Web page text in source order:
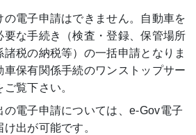
の電子申請はできません。自動車を
要な手続き（検査・登録、保管場所
税の納税等）の一括申請となりま
車保有関係手続のワンストップサー
覧下さい。
の電子申請については、e-Gov電子
出が可能です。